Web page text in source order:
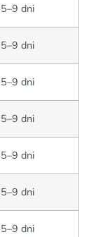
5–9 dni
5–9 dni
5–9 dni
5–9 dni
5–9 dni
5–9 dni
5–9 dni